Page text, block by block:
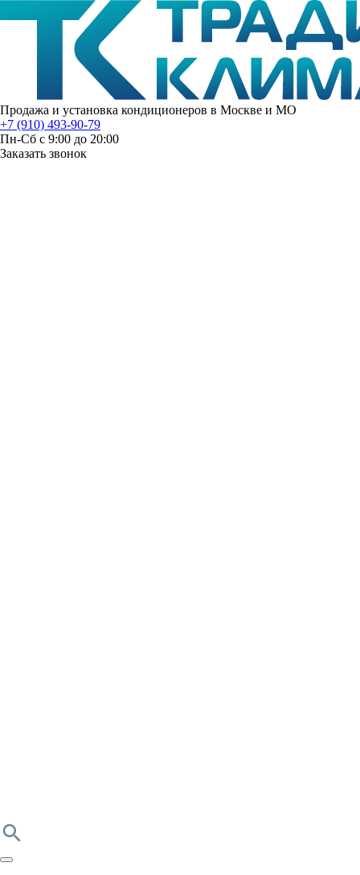
Продажа и установка кондиционеров в Москве и МО
+7 (910) 493-90-79
Пн-Сб с 9:00 до 20:00
Заказать звонок